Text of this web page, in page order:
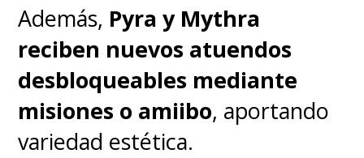
Además, Pyra y Mythra
reciben nuevos atuendos
desbloqueables mediante
misiones o amiibo, aportando
variedad estética.